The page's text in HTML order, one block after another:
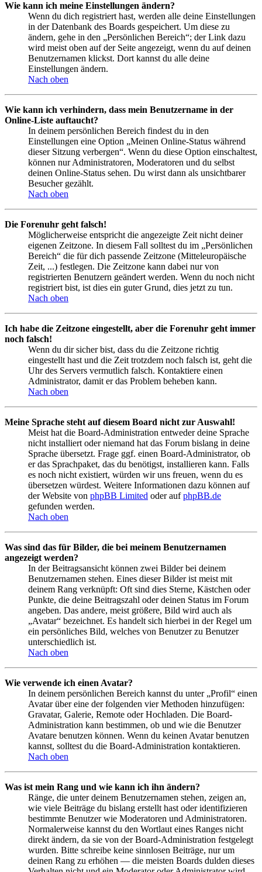
Wie kann ich meine Einstellungen ändern?
Wenn du dich registriert hast, werden alle deine Einstellungen
in der Datenbank des Boards gespeichert. Um diese zu
ändern, gehe in den „Persönlichen Bereich“; der Link dazu
wird meist oben auf der Seite angezeigt, wenn du auf deinen
Benutzernamen klickst. Dort kannst du alle deine
Einstellungen ändern.
Nach oben
Wie kann ich verhindern, dass mein Benutzername in der
Online-Liste auftaucht?
In deinem persönlichen Bereich findest du in den
Einstellungen eine Option „Meinen Online-Status während
dieser Sitzung verbergen“. Wenn du diese Option einschaltest,
können nur Administratoren, Moderatoren und du selbst
deinen Online-Status sehen. Du wirst dann als unsichtbarer
Besucher gezählt.
Nach oben
Die Forenuhr geht falsch!
Möglicherweise entspricht die angezeigte Zeit nicht deiner
eigenen Zeitzone. In diesem Fall solltest du im „Persönlichen
Bereich“ die für dich passende Zeitzone (Mitteleuropäische
Zeit, ...) festlegen. Die Zeitzone kann dabei nur von
registrierten Benutzern geändert werden. Wenn du noch nicht
registriert bist, ist dies ein guter Grund, dies jetzt zu tun.
Nach oben
Ich habe die Zeitzone eingestellt, aber die Forenuhr geht immer
noch falsch!
Wenn du dir sicher bist, dass du die Zeitzone richtig
eingestellt hast und die Zeit trotzdem noch falsch ist, geht die
Uhr des Servers vermutlich falsch. Kontaktiere einen
Administrator, damit er das Problem beheben kann.
Nach oben
Meine Sprache steht auf diesem Board nicht zur Auswahl!
Meist hat die Board-Administration entweder deine Sprache
nicht installiert oder niemand hat das Forum bislang in deine
Sprache übersetzt. Frage ggf. einen Board-Administrator, ob
er das Sprachpaket, das du benötigst, installieren kann. Falls
es noch nicht existiert, würden wir uns freuen, wenn du es
übersetzen würdest. Weitere Informationen dazu können auf
der Website von phpBB Limited oder aufphpBB.de
gefunden werden.
Nach oben
Was sind das für Bilder, die bei meinem Benutzernamen
angezeigt werden?
In der Beitragsansicht können zwei Bilder bei deinem
Benutzernamen stehen. Eines dieser Bilder ist meist mit
deinem Rang verknüpft: Oft sind dies Sterne, Kästchen oder
Punkte, die deine Beitragszahl oder deinen Status im Forum
angeben. Das andere, meist größere, Bild wird auch als
„Avatar“ bezeichnet. Es handelt sich hierbei in der Regel um
ein persönliches Bild, welches von Benutzer zu Benutzer
unterschiedlich ist.
Nach oben
Wie verwende ich einen Avatar?
In deinem persönlichen Bereich kannst du unter „Profil“ einen
Avatar über eine der folgenden vier Methoden hinzufügen:
Gravatar, Galerie, Remote oder Hochladen. Die Board-
Administration kann bestimmen, ob und wie die Benutzer
Avatare benutzen können. Wenn du keinen Avatar benutzen
kannst, solltest du die Board-Administration kontaktieren.
Nach oben
Was ist mein Rang und wie kann ich ihn ändern?
Ränge, die unter deinem Benutzernamen stehen, zeigen an,
wie viele Beiträge du bislang erstellt hast oder identifizieren
bestimmte Benutzer wie Moderatoren und Administratoren.
Normalerweise kannst du den Wortlaut eines Ranges nicht
direkt ändern, da sie von der Board-Administration festgelegt
wurden. Bitte schreibe keine sinnlosen Beiträge, nur um
deinen Rang zu erhöhen — die meisten Boards dulden dieses